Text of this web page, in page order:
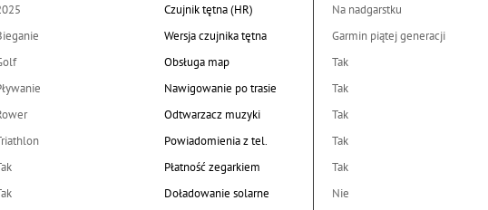
Czujnik tętna (HR)
Na nadgarstku
Wersja czujnika tętna
Garmin piątej generacji
Obsługa map
Tak
Nawigowanie po trasie
Tak
Odtwarzacz muzyki
Tak
Powiadomienia z tel.
Tak
Płatność zegarkiem
Tak
Doładowanie solarne
Nie